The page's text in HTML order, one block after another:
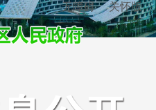
关怀版
无障碍